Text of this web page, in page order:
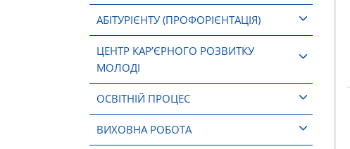
АБІТУРІЄНТУ (ПРОФОРІЄНТАЦІЯ)
ЦЕНТР КАР’ЄРНОГО РОЗВИТКУ
МОЛОДІ
ОСВІТНІЙ ПРОЦЕС
ВИХОВНА РОБОТА